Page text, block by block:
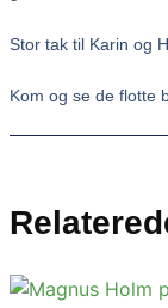
Stor tak til Karin og
Kom og se de flotte